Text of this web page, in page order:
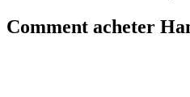
Comment acheter